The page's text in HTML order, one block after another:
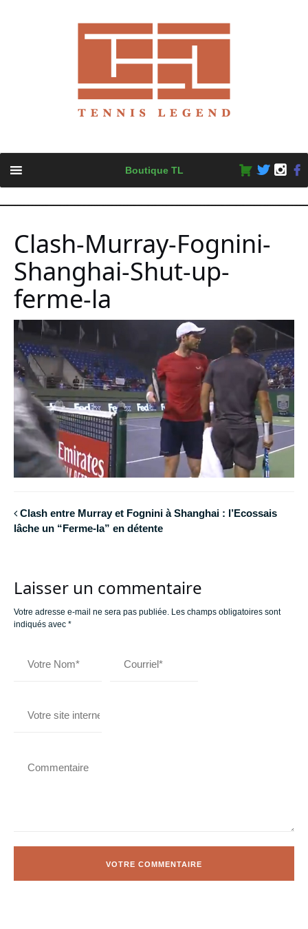
content
Boutique TL
Clash-Murray-Fognini-
Shanghai-Shut-up-
ferme-la
Clash entre Murray et Fognini à Shanghai : l’Ecossais
lâche un “Ferme-la” en détente
Laisser un commentaire
Votre adresse e-mail ne sera pas publiée. Les champs obligatoires sont
indiqués avec *